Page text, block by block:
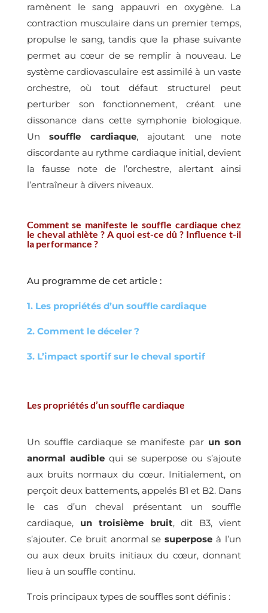
ramènent le sang appauvri en oxygène. La
contraction musculaire dans un premier temps,
propulse le sang, tandis que la phase suivante
permet au cœur de se remplir à nouveau. Le
système cardiovasculaire est assimilé à un vaste
orchestre, où tout défaut structurel peut
perturber son fonctionnement, créant une
dissonance dans cette symphonie biologique.
Unsouffle cardiaque, ajoutant une note
discordante au rythme cardiaque initial, devient
la fausse note de l’orchestre, alertant ainsi
l’entraîneur à divers niveaux.
Comment se manifeste le souffle cardiaque chez
le cheval athlète ? A quoi est-ce dû ? Influence t-il
la performance ?
Au programme de cet article :
1. Les propriétés d’un souffle cardiaque
2. Comment le déceler ?
3. L’impact sportif sur le cheval sportif
Les propriétés d’un souffle cardiaque
Un souffle cardiaque se manifeste par un son
anormal audiblequi se superpose ou s’ajoute
aux bruits normaux du cœur. Initialement, on
perçoit deux battements, appelés B1 et B2. Dans
le cas d’un cheval présentant un souffle
cardiaque, un troisième bruit, dit B3, vient
s’ajouter. Ce bruit anormal sesuperpose à l’un
ou aux deux bruits initiaux du cœur, donnant
lieu à un souffle continu.
Trois principaux types de souffles sont définis :